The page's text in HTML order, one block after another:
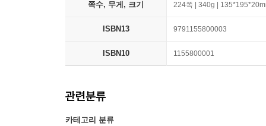
쪽수, 무게, 크기 224쪽 | 340g |
ISBN13 9791155800003
ISBN10 1155800001
관련분류
카테고리 분류